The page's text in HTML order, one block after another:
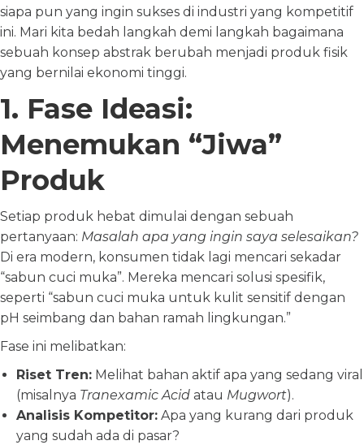
siapa pun yang ingin sukses di industri yang kompetitif
ini. Mari kita bedah langkah demi langkah bagaimana
sebuah konsep abstrak berubah menjadi produk fisik
yang bernilai ekonomi tinggi.
1. Fase Ideasi:
Menemukan “Jiwa”
Produk
Setiap produk hebat dimulai dengan sebuah
pertanyaan: Masalah apa yang ingin saya selesaikan?
Di era modern, konsumen tidak lagi mencari sekadar
“sabun cuci muka”. Mereka mencari solusi spesifik,
seperti “sabun cuci muka untuk kulit sensitif dengan
pH seimbang dan bahan ramah lingkungan.”
Fase ini melibatkan:
Riset Tren: Melihat bahan aktif apa yang sedang viral
(misalnya Tranexamic Acid atau Mugwort).
Analisis Kompetitor: Apa yang kurang dari produk
yang sudah ada di pasar?